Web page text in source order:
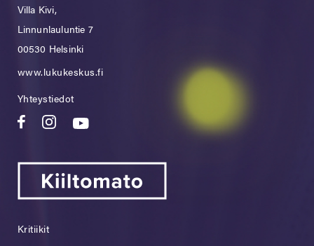
Villa Kivi,
Linnunlauluntie 7
00530 Helsinki
www.lukukeskus.fi
Yhteystiedot
Kritiikit